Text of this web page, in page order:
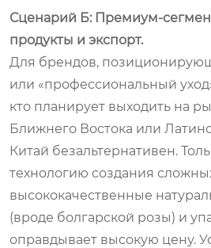
Сценарий Б: Премиум-
продукты и экспорт.
Для брендов,
или «профессиональный
кто планирует выходить на
Ближнего Востока или
Китай безальтернативен.
технологию создания
высококачественные
(вроде болгарской розы) и
оправдывает высокую цену.